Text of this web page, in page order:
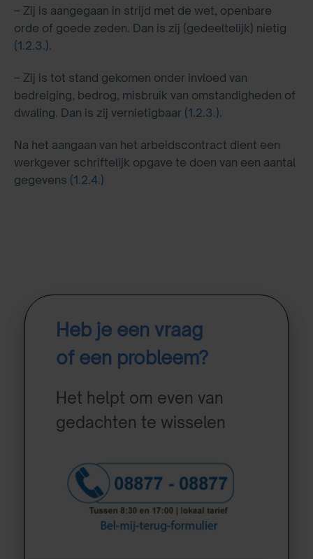
– Zij is aangegaan in strijd met de wet, openbare
orde of goede zeden. Dan is zij (gedeeltelijk) nietig
(1.2.3.).
– Zij is tot stand gekomen onder invloed van
bedreiging, bedrog, misbruik van omstandigheden of
dwaling. Dan is zij vernietigbaar (1.2.3.).
Na het aangaan van het arbeidscontract dient een
werkgever schriftelijk opgave te doen van een aantal
gegevens (1.2.4.)
Heb je een vraag
of een probleem?
Het helpt om even van
gedachten te wisselen